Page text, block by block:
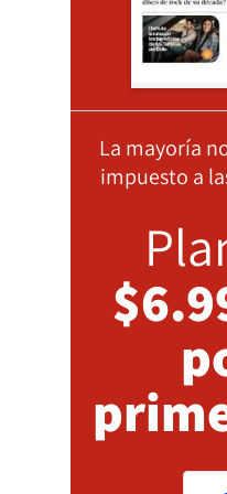
La mayoría
impuesto a